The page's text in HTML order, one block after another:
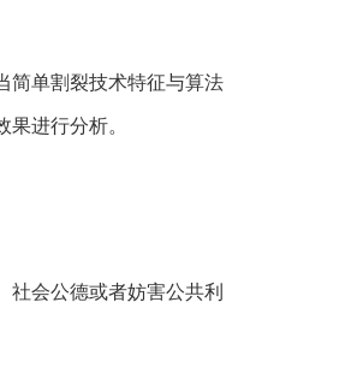
简单割裂技术特征与算法
进行分析。
社会公德或者妨害公共利